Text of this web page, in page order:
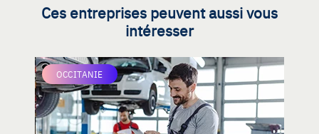
Ces entreprises peuvent aussi vous
intéresser
OCCITANIE